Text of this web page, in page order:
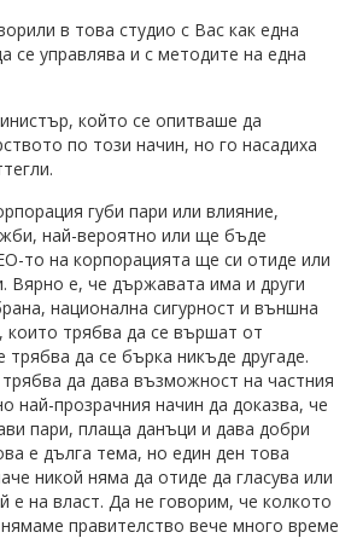
в това студио с Вас как една
се управлява и с методите на една
който се опитваше да
по този начин, но го насадиха
губи пари или влияние,
най-вероятно или ще бъде
то на корпорацията ще си отиде или
Вярно е, че държавата има и други
национална сигурност и външна
които трябва да се вършат от
да се бърка никъде другаде.
да дава възможност на частния
най-прозрачния начин да доказва, че
пари, плаща данъци и дава добри
е дълга тема, но един ден това
никой няма да отиде да гласува или
е на власт. Да не говорим, че колкото
правителство вече много време